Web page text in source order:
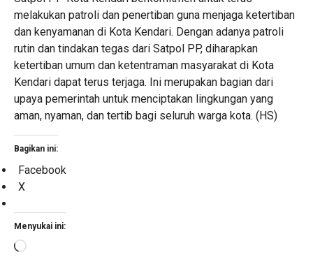
melakukan patroli dan penertiban guna menjaga ketertiban
dan kenyamanan di Kota Kendari. Dengan adanya patroli
rutin dan tindakan tegas dari Satpol PP, diharapkan
ketertiban umum dan ketentraman masyarakat di Kota
Kendari dapat terus terjaga. Ini merupakan bagian dari
upaya pemerintah untuk menciptakan lingkungan yang
aman, nyaman, dan tertib bagi seluruh warga kota. (HS)
Bagikan ini:
Facebook
X
Menyukai ini:
Memuat...